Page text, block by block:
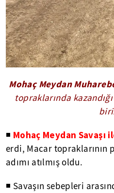
Mohaç Meydan
topraklarında
◾ Mohaç Meydan Savaşı
erdi, Macar topraklarının
adımı atılmış oldu.
◾ Savaşın sebepleri